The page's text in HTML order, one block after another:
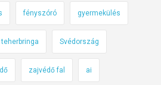
fényszóró gyermekülés
teherbringa Svédország
zajvédő fal ai